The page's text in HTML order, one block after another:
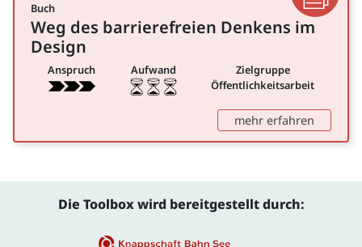
Buch
für Öffentlichkeitsarbeit
Weg des barrierefreien Denkens im
Design
Anspruch Aufwand
Zielgruppe
Öffentlichkeitsarbeit
mehr erfahren
Die Toolbox wird bereitgestellt durch: